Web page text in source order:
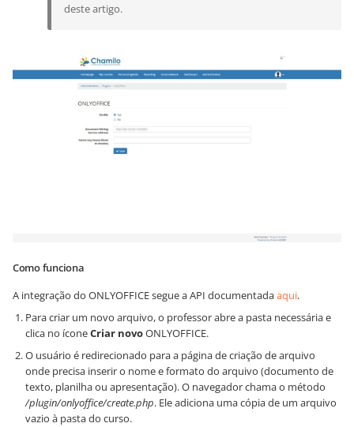
deste artigo.
Como funciona
A integração do ONLYOFFICE segue a API documentadaaqui.
Para criar um novo arquivo, o professor abre a pasta necessária e
clica no íconeCriar novoONLYOFFICE.
O usuário é redirecionado para a página de criação de arquivo
onde precisa inserir o nome e formato do arquivo (documento de
texto, planilha ou apresentação). O navegador chama o método
/plugin/onlyoffice/create.php. Ele adiciona uma cópia de um arquivo
vazio à pasta do curso.